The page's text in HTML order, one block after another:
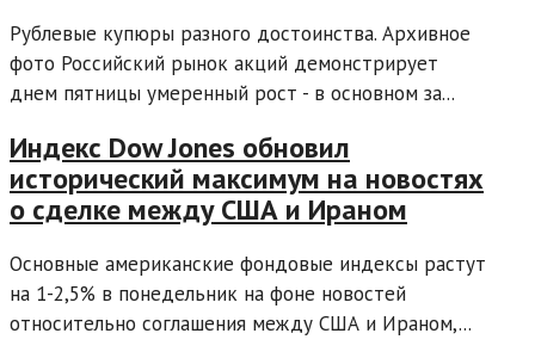
Рублевые купюры разного достоинства. Архивное
фото Российский рынок акций демонстрирует
днем пятницы умеренный рост - в основном за...
Индекс Dow Jones обновил
исторический максимум на новостях
о сделке между США и Ираном
Основные американские фондовые индексы растут
на 1-2,5% в понедельник на фоне новостей
относительно соглашения между США и Ираном,...